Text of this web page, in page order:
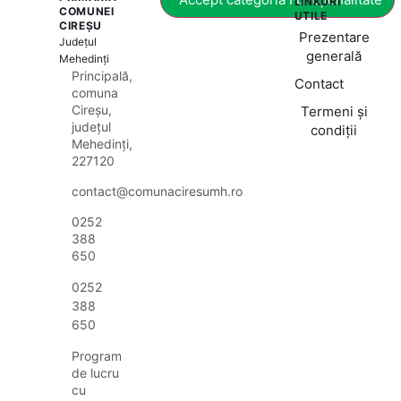
COMUNEI
CIREȘU
Județul
Mehedinți
Principală,
comuna
Cireșu,
județul
Mehedinți,
227120
contact@comunaciresumh.ro
0252
388
650
0252
388
650
Program
de lucru
cu
UTILE
Prezentare
generală
Contact
Termeni și
condiții